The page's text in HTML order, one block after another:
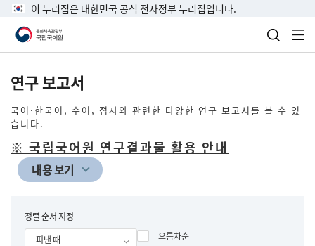
이 누리집은 대한민국 공식 전자정부 누리집입니다.
검색 열기
연구 보고서
국어·한국어, 수어, 점자와 관련한 다양한 연구 보고서를 볼 수 있
습니다.
※ 국립국어원 연구결과물 활용 안내
내용 보기
정렬 순서 지정
펴낸 때
오름차순